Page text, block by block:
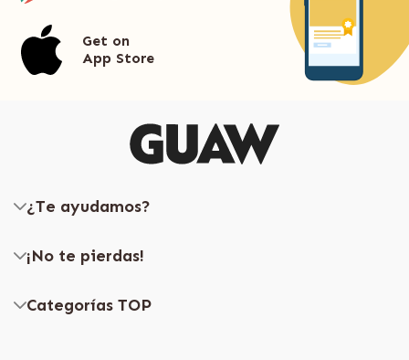
Get on
App Store
¿Te ayudamos?
¡No te pierdas!
Categorías TOP